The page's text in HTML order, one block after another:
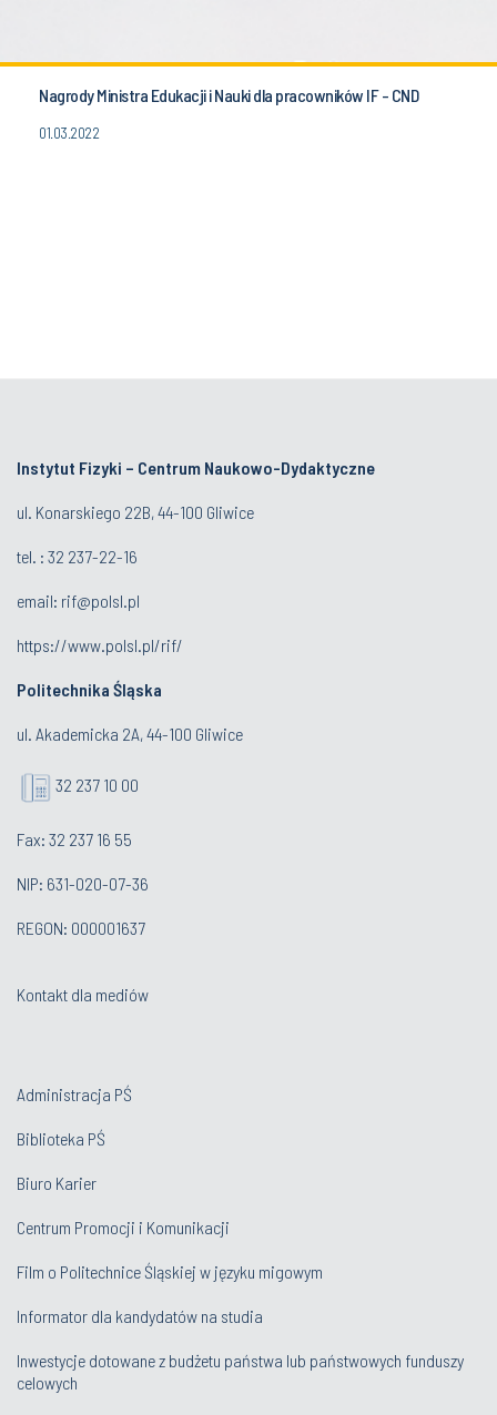
Nagrody Ministra Edukacji i Nauki dla pracowników IF - CND
01.03.2022
Instytut Fizyki – Centrum Naukowo-Dydaktyczne
ul. Konarskiego 22B, 44-100 Gliwice
tel. : 32 237-22-16
email: rif@polsl.pl
https://www.polsl.pl/rif/
Politechnika Śląska
ul. Akademicka 2A, 44-100 Gliwice
32 237 10 00
Fax: 32 237 16 55
NIP: 631-020-07-36
REGON: 000001637
Kontakt dla mediów
Administracja PŚ
Biblioteka PŚ
Biuro Karier
Centrum Promocji i Komunikacji
Film o Politechnice Śląskiej w języku migowym
Informator dla kandydatów na studia
Inwestycje dotowane z budżetu państwa lub państwowych funduszy
celowych